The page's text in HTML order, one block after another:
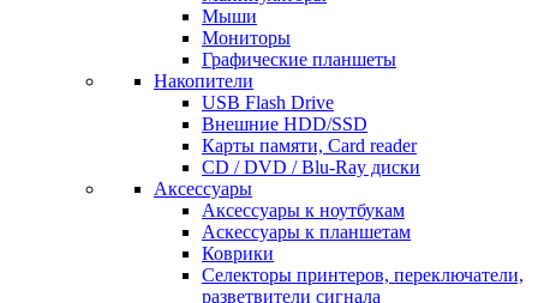
Мыши
Мониторы
Графические планшеты
Накопители
USB Flash Drive
Внешние HDD/SSD
Карты памяти, Card reader
CD / DVD / Blu-Ray диски
Аксессуары
Аксессуары к ноутбукам
Аскессуары к планшетам
Коврики
Селекторы принтеров, переключатели,
разветвители сигнала